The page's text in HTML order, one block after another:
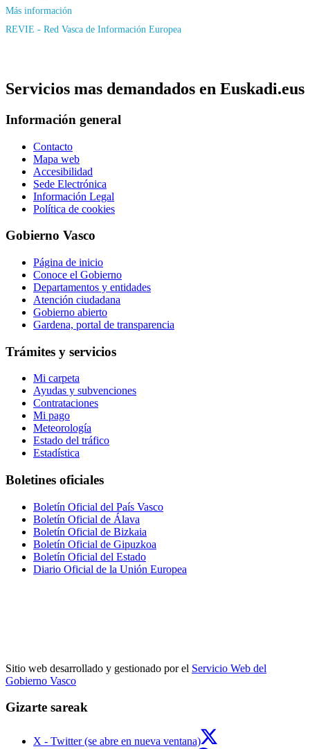
Más información
REVIE - Red Vasca de Información Europea
Servicios mas demandados en Euskadi.eus
Información general
Contacto
Mapa web
Accesibilidad
Sede Electrónica
Información Legal
Política de cookies
Gobierno Vasco
Página de inicio
Conoce el Gobierno
Departamentos y entidades
Atención ciudadana
Gobierno abierto
Gardena, portal de transparencia
Trámites y servicios
Mi carpeta
Ayudas y subvenciones
Contrataciones
Mi pago
Meteorología
Estado del tráfico
Estadística
Boletines oficiales
Boletín Oficial del País Vasco
Boletín Oficial de Álava
Boletín Oficial de Bizkaia
Boletín Oficial de Gipuzkoa
Boletín Oficial del Estado
Diario Oficial de la Unión Europea
Sitio web desarrollado y gestionado por el Servicio Web del
Gobierno Vasco
Gizarte sareak
X - Twitter (se abre en nueva ventana)